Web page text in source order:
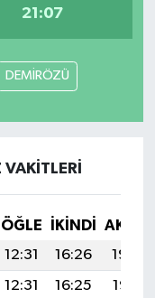
21:07
DEMİRÖZÜ
ÖĞLE İKINDI
12:31 16:26
19:48
12:31 16:25
19:47